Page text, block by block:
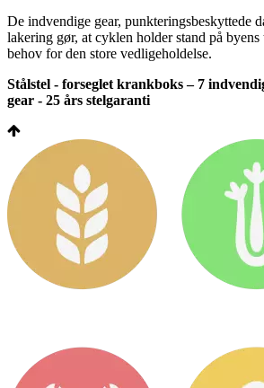
De indvendige gear, punkteringsbeskyttede
lakering gør, at cyklen holder stand på byens
behov for den store vedligeholdelse.
Stålstel - forseglet krankboks – 7
gear - 25 års stelgaranti